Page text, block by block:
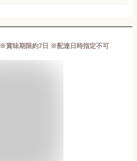
賞味期限約7日 ※配達日時指定不可